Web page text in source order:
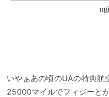
いやぁあの頃のUAの特典航
25000マイルでフィジーと